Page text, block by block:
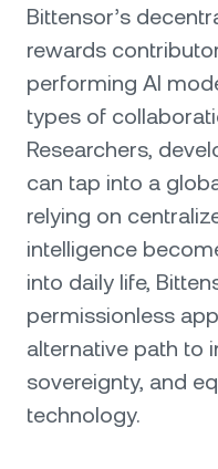
Bittensor’s
rewards
performing AI
types of
Researchers,
can tap into a
relying on
intelligence
into daily life,
permissionless
alternative path to
sovereignty, and
technology.